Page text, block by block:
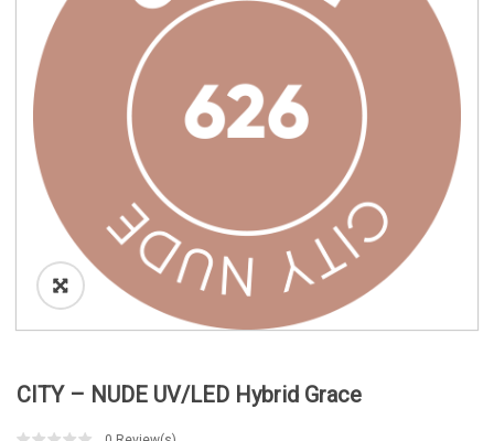
n
CITY – NUDE UV/LED Hybrid Grace